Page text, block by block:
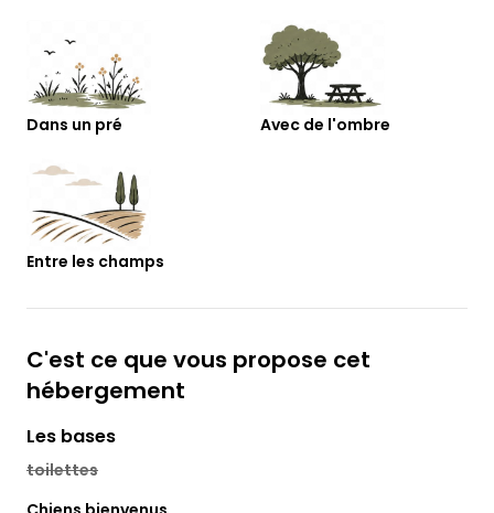
see.de/wisseler-see/
Dans un pré Avec de l'ombre
Entre les champs
C'est ce que vous propose cet
hébergement
Les bases
toilettes